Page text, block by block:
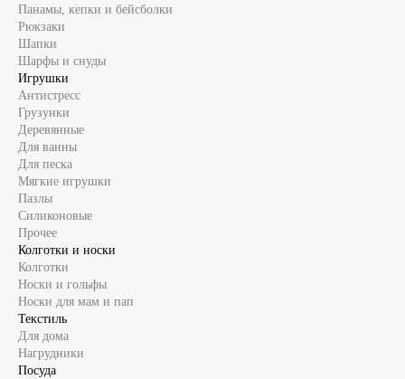
Панамы, кепки и бейсболки
Рюкзаки
Шапки
Шарфы и снуды
Игрушки
Антистресс
Грузунки
Деревянные
Для ванны
Для песка
Мягкие игрушки
Пазлы
Силиконовые
Прочее
Колготки и носки
Колготки
Носки и гольфы
Носки для мам и пап
Текстиль
Для дома
Нагрудники
Посуда